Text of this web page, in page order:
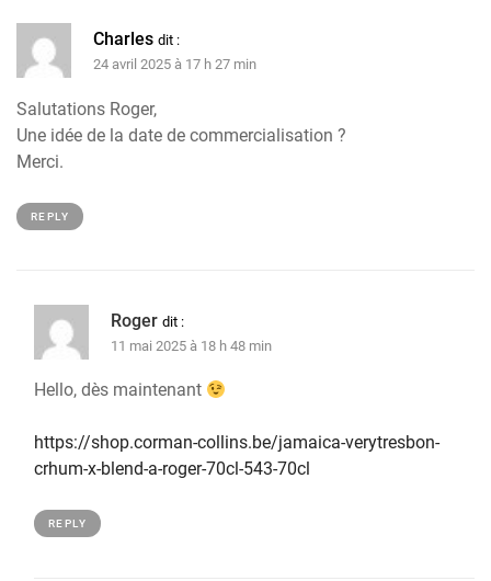
Charles dit :
24 avril 2025 à 17 h 27 min
Salutations Roger,
Une idée de la date de commercialisation ?
Merci.
REPLY
Roger dit :
11 mai 2025 à 18 h 48 min
Hello, dès maintenant
https://shop.corman-collins.be/jamaica-verytresbon-
crhum-x-blend-a-roger-70cl-543-70cl
REPLY